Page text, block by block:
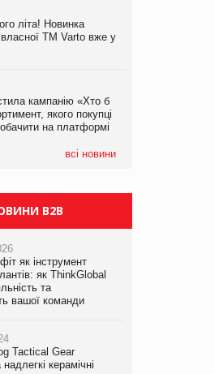
літа! Новинка
власної ТМ Varto вже у
кампанію «Хто б
якого покупці
на платформі
всі новини
літа! Новинка
власної ТМ Varto вже у
кампанію «Хто б
якого покупці
на платформі
рекламні дзвінки
B2B
як інструмент
як ThinkGlobal
та
вашої команди
Tactical Gear
керамічні